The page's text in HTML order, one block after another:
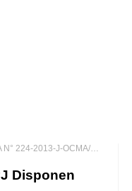
conformación de la Comisión Permanente de
Disponen